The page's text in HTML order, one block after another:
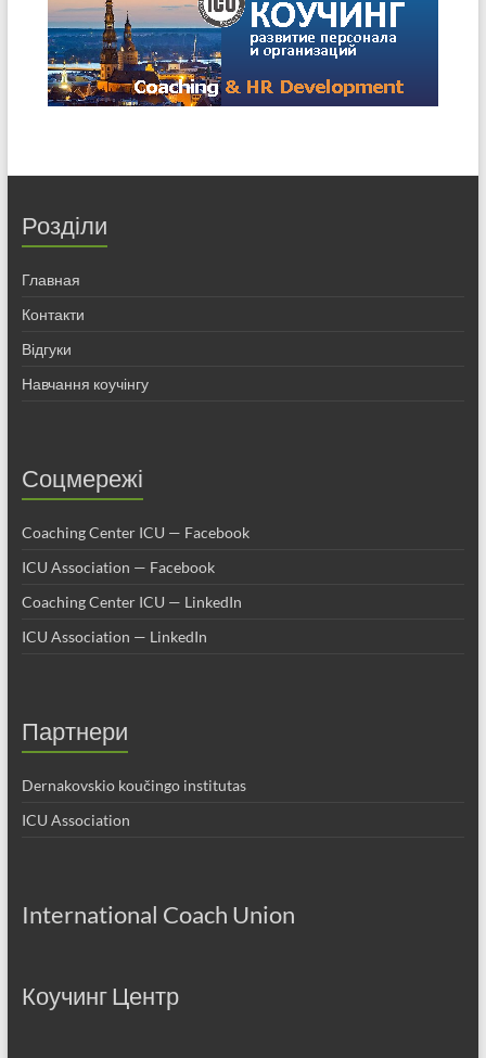
Розділи
Главная
Контакти
Відгуки
Навчання коучінгу
Соцмережі
Coaching Center ICU — Facebook
ICU Association — Facebook
Coaching Center ICU — LinkedIn
ICU Association — LinkedIn
Партнери
Dernakovskio koučingo institutas
ICU Association
International Coach Union
Коучинг Центр